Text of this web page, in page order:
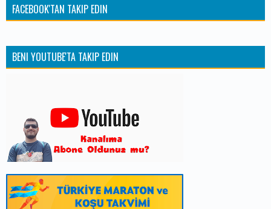
FACEBOOK'TAN TAKIP EDIN
BENI YOUTUBE'TA TAKIP EDIN